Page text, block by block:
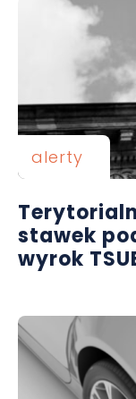
alerty
stawek
wyrok